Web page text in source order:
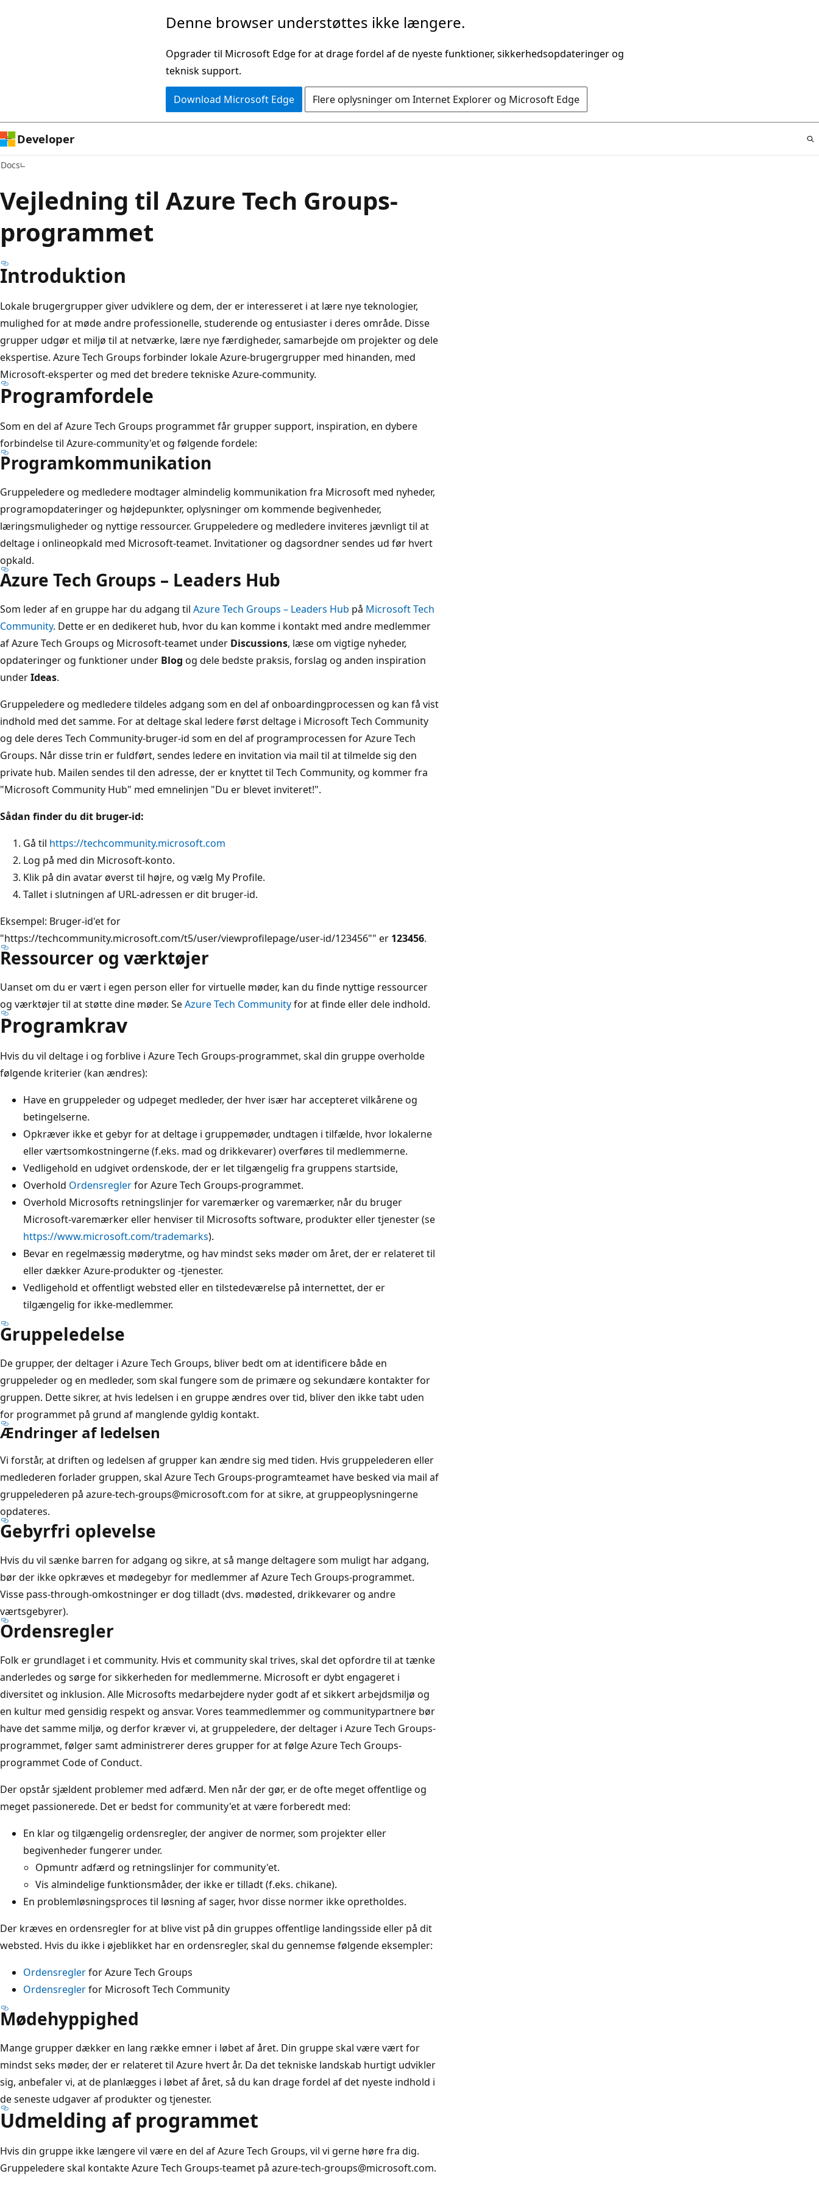
Denne browser understøttes ikke længere.
Opgrader til Microsoft Edge for at drage fordel af de nyeste funktioner, sikkerhedsopdateringer og
teknisk support.
Download Microsoft Edge Flere oplysninger om Internet Explorer og Microsoft Edge
Developer
Docs
Vejledning til Azure Tech Groups-
programmet
Introduktion
Lokale brugergrupper giver udviklere og dem, der er interesseret i at lære nye teknologier,
mulighed for at møde andre professionelle, studerende og entusiaster i deres område. Disse
grupper udgør et miljø til at netværke, lære nye færdigheder, samarbejde om projekter og dele
ekspertise. Azure Tech Groups forbinder lokale Azure-brugergrupper med hinanden, med
Microsoft-eksperter og med det bredere tekniske Azure-community.
Programfordele
Som en del af Azure Tech Groups programmet får grupper support, inspiration, en dybere
forbindelse til Azure-community'et og følgende fordele:
Programkommunikation
Gruppeledere og medledere modtager almindelig kommunikation fra Microsoft med nyheder,
programopdateringer og højdepunkter, oplysninger om kommende begivenheder,
læringsmuligheder og nyttige ressourcer. Gruppeledere og medledere inviteres jævnligt til at
deltage i onlineopkald med Microsoft-teamet. Invitationer og dagsordner sendes ud før hvert
opkald.
Azure Tech Groups – Leaders Hub
Som leder af en gruppe har du adgang til Azure Tech Groups – Leaders Hub på Microsoft Tech
Community. Dette er en dedikeret hub, hvor du kan komme i kontakt med andre medlemmer
af Azure Tech Groups og Microsoft-teamet under Discussions, læse om vigtige nyheder,
opdateringer og funktioner under Blog og dele bedste praksis, forslag og anden inspiration
underIdeas.
Gruppeledere og medledere tildeles adgang som en del af onboardingprocessen og kan få vist
indhold med det samme. For at deltage skal ledere først deltage i Microsoft Tech Community
og dele deres Tech Community-bruger-id som en del af programprocessen for Azure Tech
Groups. Når disse trin er fuldført, sendes ledere en invitation via mail til at tilmelde sig den
private hub. Mailen sendes til den adresse, der er knyttet til Tech Community, og kommer fra
"Microsoft Community Hub" med emnelinjen "Du er blevet inviteret!".
Sådan finder du dit bruger-id:
Gå til https://techcommunity.microsoft.com
Log på med din Microsoft-konto.
Klik på din avatar øverst til højre, og vælg My Profile.
Tallet i slutningen af URL-adressen er dit bruger-id.
Eksempel: Bruger-id'et for
"https://techcommunity.microsoft.com/t5/user/viewprofilepage/user-id/123456"" er 123456.
Ressourcer og værktøjer
Uanset om du er vært i egen person eller for virtuelle møder, kan du finde nyttige ressourcer
og værktøjer til at støtte dine møder. SeAzure Tech Communityfor at finde eller dele indhold.
Programkrav
Hvis du vil deltage i og forblive i Azure Tech Groups-programmet, skal din gruppe overholde
følgende kriterier (kan ændres):
Have en gruppeleder og udpeget medleder, der hver især har accepteret vilkårene og
betingelserne.
Opkræver ikke et gebyr for at deltage i gruppemøder, undtagen i tilfælde, hvor lokalerne
eller værtsomkostningerne (f.eks. mad og drikkevarer) overføres til medlemmerne.
Vedligehold en udgivet ordenskode, der er let tilgængelig fra gruppens startside,
Overhold Ordensreglerfor Azure Tech Groups-programmet.
Overhold Microsofts retningslinjer for varemærker og varemærker, når du bruger
Microsoft-varemærker eller henviser til Microsofts software, produkter eller tjenester (se
https://www.microsoft.com/trademarks).
Bevar en regelmæssig møderytme, og hav mindst seks møder om året, der er relateret til
eller dækker Azure-produkter og -tjenester.
Vedligehold et offentligt websted eller en tilstedeværelse på internettet, der er
tilgængelig for ikke-medlemmer.
Gruppeledelse
De grupper, der deltager i Azure Tech Groups, bliver bedt om at identificere både en
gruppeleder og en medleder, som skal fungere som de primære og sekundære kontakter for
gruppen. Dette sikrer, at hvis ledelsen i en gruppe ændres over tid, bliver den ikke tabt uden
for programmet på grund af manglende gyldig kontakt.
Ændringer af ledelsen
Vi forstår, at driften og ledelsen af grupper kan ændre sig med tiden. Hvis gruppelederen eller
medlederen forlader gruppen, skal Azure Tech Groups-programteamet have besked via mail af
gruppelederen på azure-tech-groups@microsoft.com for at sikre, at gruppeoplysningerne
opdateres.
Gebyrfri oplevelse
Hvis du vil sænke barren for adgang og sikre, at så mange deltagere som muligt har adgang,
bør der ikke opkræves et mødegebyr for medlemmer af Azure Tech Groups-programmet.
Visse pass-through-omkostninger er dog tilladt (dvs. mødested, drikkevarer og andre
værtsgebyrer).
Ordensregler
Folk er grundlaget i et community. Hvis et community skal trives, skal det opfordre til at tænke
anderledes og sørge for sikkerheden for medlemmerne. Microsoft er dybt engageret i
diversitet og inklusion. Alle Microsofts medarbejdere nyder godt af et sikkert arbejdsmiljø og
en kultur med gensidig respekt og ansvar. Vores teammedlemmer og communitypartnere bør
have det samme miljø, og derfor kræver vi, at gruppeledere, der deltager i Azure Tech Groups-
programmet, følger samt administrerer deres grupper for at følge Azure Tech Groups-
programmet Code of Conduct.
Der opstår sjældent problemer med adfærd. Men når der gør, er de ofte meget offentlige og
meget passionerede. Det er bedst for community'et at være forberedt med:
En klar og tilgængelig ordensregler, der angiver de normer, som projekter eller
begivenheder fungerer under.
Opmuntr adfærd og retningslinjer for community'et.
Vis almindelige funktionsmåder, der ikke er tilladt (f.eks. chikane).
En problemløsningsproces til løsning af sager, hvor disse normer ikke opretholdes.
Der kræves en ordensregler for at blive vist på din gruppes offentlige landingsside eller på dit
websted. Hvis du ikke i øjeblikket har en ordensregler, skal du gennemse følgende eksempler:
Ordensreglerfor Azure Tech Groups
Ordensreglerfor Microsoft Tech Community
Mødehyppighed
Mange grupper dækker en lang række emner i løbet af året. Din gruppe skal være vært for
mindst seks møder, der er relateret til Azure hvert år. Da det tekniske landskab hurtigt udvikler
sig, anbefaler vi, at de planlægges i løbet af året, så du kan drage fordel af det nyeste indhold i
de seneste udgaver af produkter og tjenester.
Udmelding af programmet
Hvis din gruppe ikke længere vil være en del af Azure Tech Groups, vil vi gerne høre fra dig.
Gruppeledere skal kontakte Azure Tech Groups-teamet på azure-tech-groups@microsoft.com.